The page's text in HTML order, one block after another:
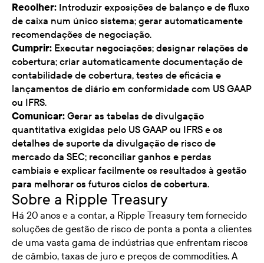
Recolher: Introduzir exposições de balanço e de fluxo
de caixa num único sistema; gerar automaticamente
recomendações de negociação.
Cumprir: Executar negociações; designar relações de
cobertura; criar automaticamente documentação de
contabilidade de cobertura, testes de eficácia e
lançamentos de diário em conformidade com US GAAP
ou IFRS.
Comunicar: Gerar as tabelas de divulgação
quantitativa exigidas pelo US GAAP ou IFRS e os
detalhes de suporte da divulgação de risco de
mercado da SEC; reconciliar ganhos e perdas
cambiais e explicar facilmente os resultados à gestão
para melhorar os futuros ciclos de cobertura.
Sobre a Ripple Treasury
Há 20 anos e a contar, a Ripple Treasury tem fornecido
soluções de gestão de risco de ponta a ponta a clientes
de uma vasta gama de indústrias que enfrentam riscos
de câmbio, taxas de juro e preços de commodities. A